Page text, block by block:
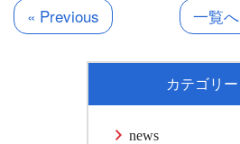
« Previous 一覧へ
カテゴリー
news